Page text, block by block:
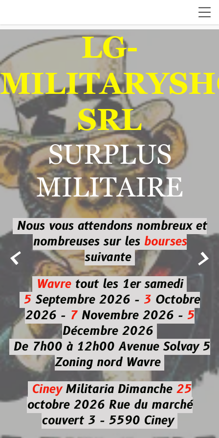
 
LG-
SRL
SURPLUS
MILITAIRE
Nous vous attendons nombreux et
nombreuses sur les bourses
suivante
Wavretout les 1er samedi
5Septembre 2026 - 3Octobre
2026 -7Novembre 2026 - 5
Décembre 2026
De 7h00 à 12h00 Avenue Solvay 5
Zoning nord Wavre
CineyMilitaria Dimanche 25
octobre 2026Rue du marché
couvert 3 - 5590 Ciney